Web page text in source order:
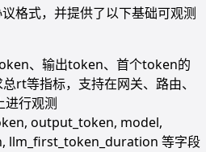
格式，并提供了以下基础可观测
、输出token、首个token的
rt等指标，支持在网关、路由、
进行观测
output_token, model,
llm_first_token_duration 等字段